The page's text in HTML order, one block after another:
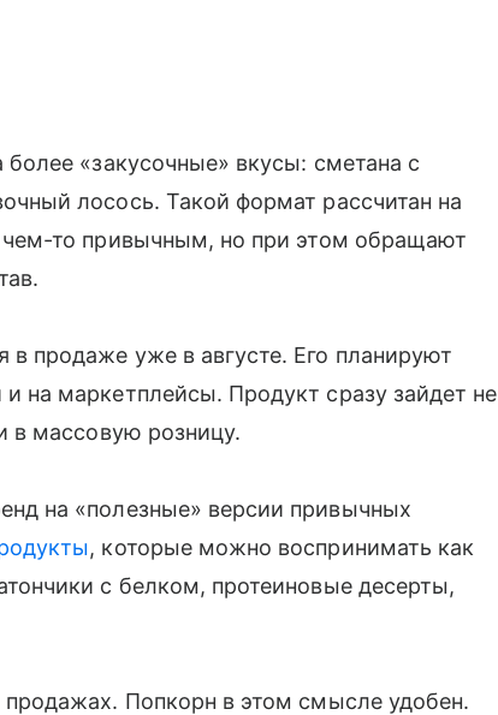
«закусочные» вкусы: сметана с
лосось. Такой формат рассчитан на
чем-то привычным, но при этом обращают
продаже уже в августе. Его планируют
на маркетплейсы. Продукт сразу зайдет не
в массовую розницу.
на «полезные» версии привычных
, которые можно воспринимать как
с белком, протеиновые десерты,
Попкорн в этом смысле удобен.